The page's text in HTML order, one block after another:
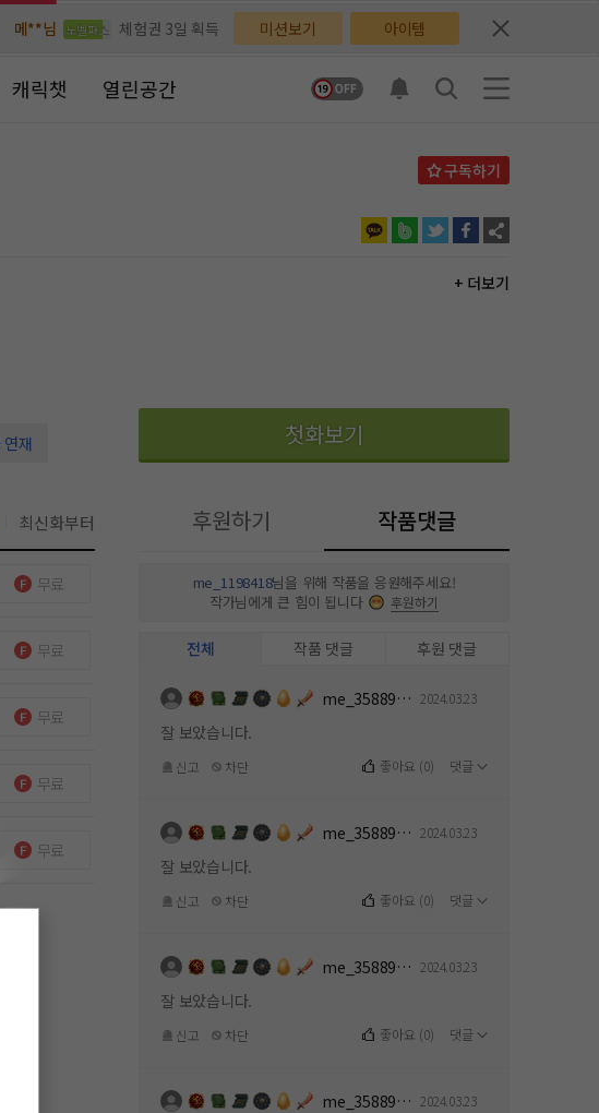
메**님 노벨패스 체험권 3일 획득
메**님 노벨패스 체험권 3일 획득
주*님 배지뽑기권 1개 획득
주*님 배지뽑기권 1개 획득
미션보기 아이템
캐릭챗 열린공간
+ 더보기
재 첫화보기
최신화부터
무료
무료
무료
무료
무료
후원하기 작품댓글
me_1198418님을 위해 작품을 응원해주세요!
작가님에게 큰 힘이 됩니다
후원하기
전체 작품 댓글 후원 댓글
me_358891154 2024.03.23
잘 보았습니다.
신고 차단 좋아요 (0) 댓글
me_358891154 2024.03.23
잘 보았습니다.
신고 차단 좋아요 (0) 댓글
me_358891154 2024.03.23
잘 보았습니다.
신고 차단 좋아요 (0) 댓글
me_358891154 2024.03.23